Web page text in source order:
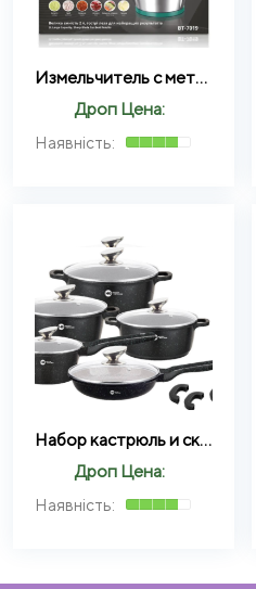
Измельчитель с металической чашей электрический BITEK BT-7019 1000Вт 2,0л
Дроп Цена:
Набор кастрюль и сковорода Higher Kitchen HK-305, Набор посуды с антипригарным покрытием (Красный, Черный)
Дроп Цена: